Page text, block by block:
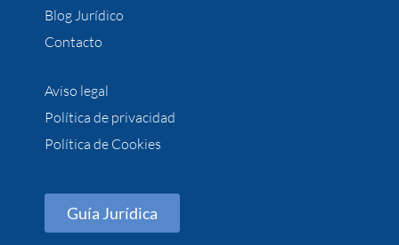
Blog Jurídico
Contacto
Aviso legal
Política de privacidad
Política de Cookies
Guía Jurídica